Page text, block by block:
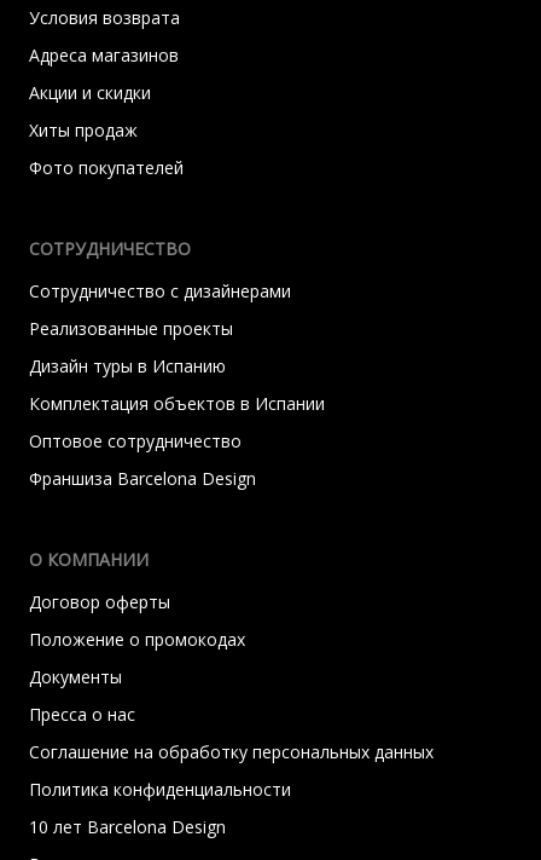
Условия возврата
Адреса магазинов
Акции и скидки
Хиты продаж
Фото покупателей
СОТРУДНИЧЕСТВО
Сотрудничество с дизайнерами
Реализованные проекты
Дизайн туры в Испанию
Комплектация объектов в Испании
Оптовое сотрудничество
Франшиза Barcelona Design
О КОМПАНИИ
Договор оферты
Положение о промокодах
Документы
Пресса о нас
Соглашение на обработку персональных данных
Политика конфиденциальности
10 лет Barcelona Design